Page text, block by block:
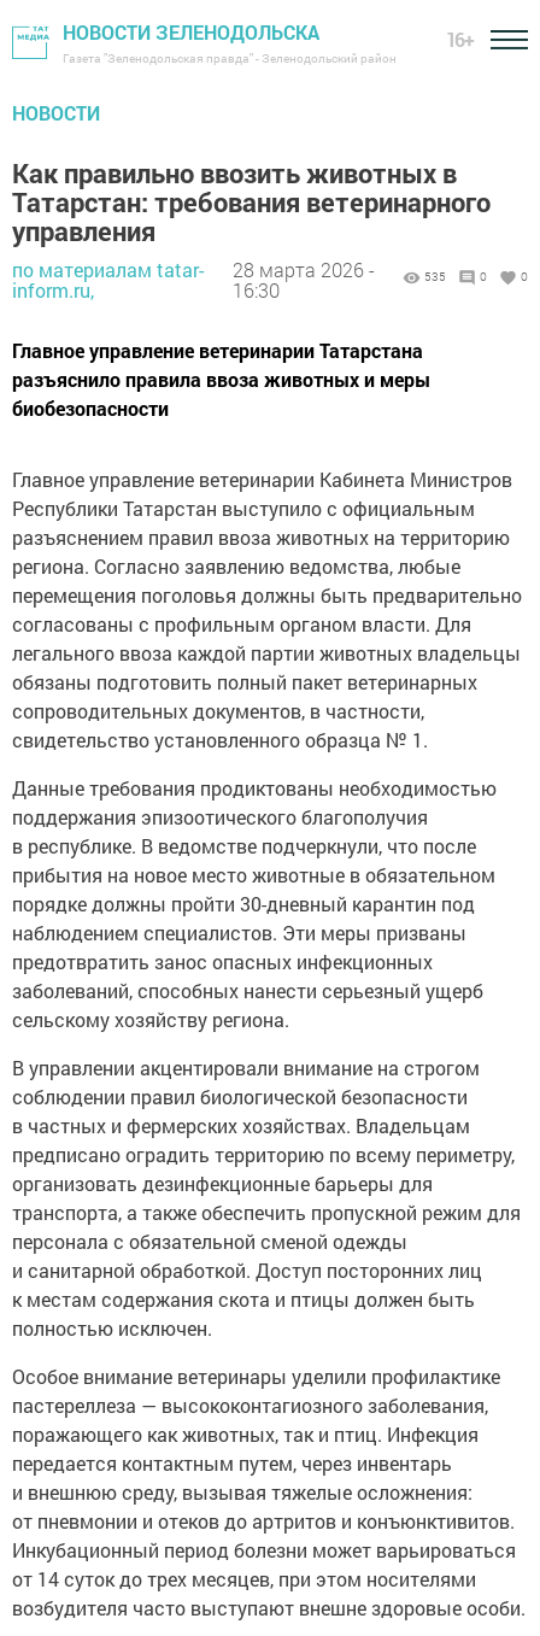
НОВОСТИ ЗЕЛЕНОДОЛЬСКА
Газета "Зеленодольская правда" - Зеленодольский район
16+
НОВОСТИ
Как правильно ввозить животных в
Татарстан: требования ветеринарного
управления
по материалам tatar-
inform.ru,
28 марта 2026 -
16:30
535 0 0
Главное управление ветеринарии Татарстана
разъяснило правила ввоза животных и меры
биобезопасности
Главное управление ветеринарии Кабинета Министров
Республики Татарстан выступило с официальным
разъяснением правил ввоза животных на территорию
региона. Согласно заявлению ведомства, любые
перемещения поголовья должны быть предварительно
согласованы с профильным органом власти. Для
легального ввоза каждой партии животных владельцы
обязаны подготовить полный пакет ветеринарных
сопроводительных документов, в частности,
свидетельство установленного образца № 1.
Данные требования продиктованы необходимостью
поддержания эпизоотического благополучия
в республике. В ведомстве подчеркнули, что после
прибытия на новое место животные в обязательном
порядке должны пройти 30-дневный карантин под
наблюдением специалистов. Эти меры призваны
предотвратить занос опасных инфекционных
заболеваний, способных нанести серьезный ущерб
сельскому хозяйству региона.
В управлении акцентировали внимание на строгом
соблюдении правил биологической безопасности
в частных и фермерских хозяйствах. Владельцам
предписано оградить территорию по всему периметру,
организовать дезинфекционные барьеры для
транспорта, а также обеспечить пропускной режим для
персонала с обязательной сменой одежды
и санитарной обработкой. Доступ посторонних лиц
к местам содержания скота и птицы должен быть
полностью исключен.
Особое внимание ветеринары уделили профилактике
пастереллеза — высококонтагиозного заболевания,
поражающего как животных, так и птиц. Инфекция
передается контактным путем, через инвентарь
и внешнюю среду, вызывая тяжелые осложнения:
от пневмонии и отеков до артритов и конъюнктивитов.
Инкубационный период болезни может варьироваться
от 14 суток до трех месяцев, при этом носителями
возбудителя часто выступают внешне здоровые особи.